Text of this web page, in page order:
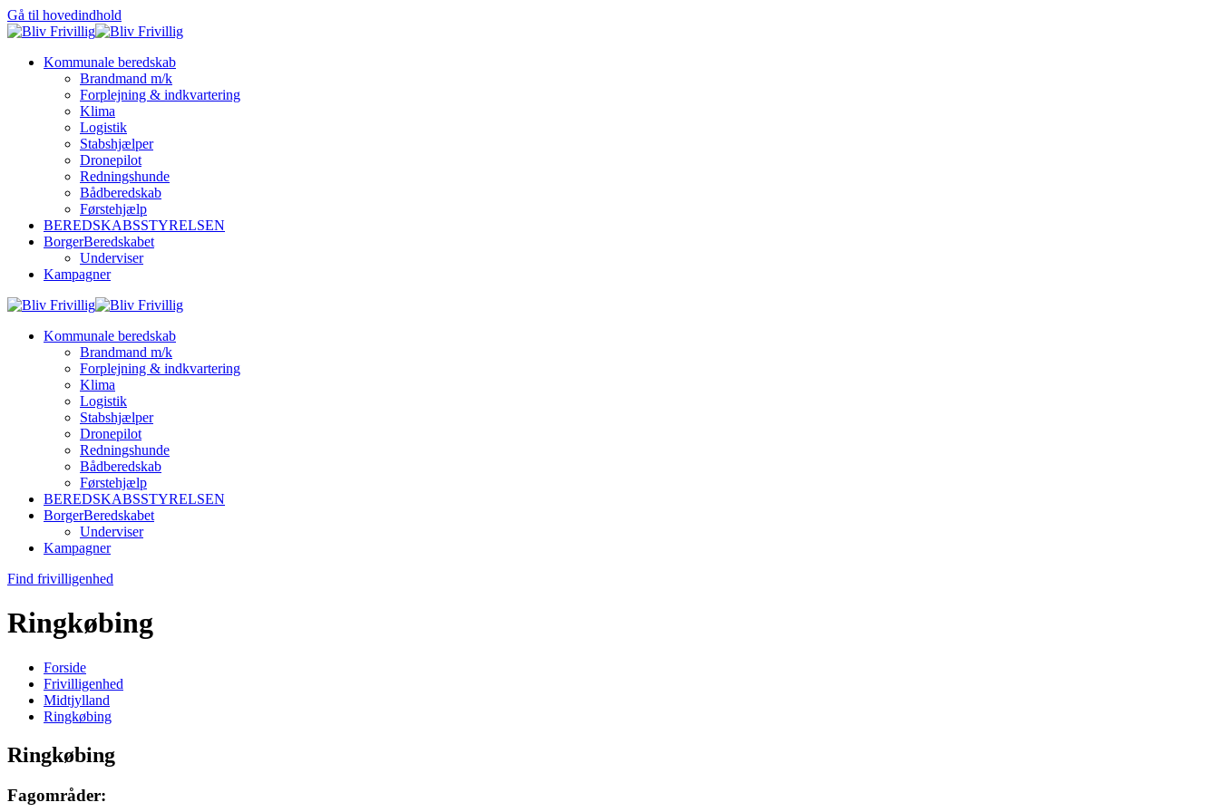
Gå til hovedindhold
Kommunale beredskab
Brandmand m/k
Forplejning & indkvartering
Klima
Logistik
Stabshjælper
Dronepilot
Redningshunde
Bådberedskab
Førstehjælp
BEREDSKABSSTYRELSEN
BorgerBeredskabet
Underviser
Kampagner
Kommunale beredskab
Brandmand m/k
Forplejning & indkvartering
Klima
Logistik
Stabshjælper
Dronepilot
Redningshunde
Bådberedskab
Førstehjælp
BEREDSKABSSTYRELSEN
BorgerBeredskabet
Underviser
Kampagner
Find frivilligenhed
Ringkøbing
Forside
Frivilligenhed
Midtjylland
Ringkøbing
Ringkøbing
Fagområder: